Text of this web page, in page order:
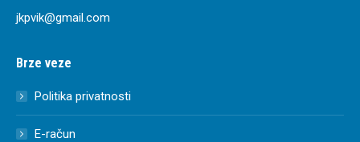
jkpvik@gmail.com
Brze veze
Politika privatnosti
E-račun